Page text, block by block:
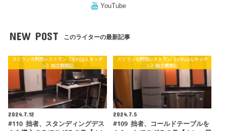
YouTube
NEW POST このライターの最新記事
スリランカ料理レストラン《かれはんキッチ
ン》独立開業記
2024.7.12
#110 拙者、スタンディングデス
スリランカ料理レストラン《かれはんキッチ
ン》独立開業記
2024.7.5
#109 拙者、コールドテーブルを